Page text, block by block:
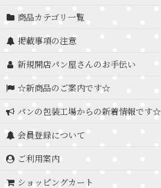
商品カテゴリ一覧
掲載事項の注意
新規開店パン屋さんのお手伝い
☆新商品のご案内です☆
パンの包装工場からの新着情報です☆
会員登録について
ご利用案内
ショッピングカート